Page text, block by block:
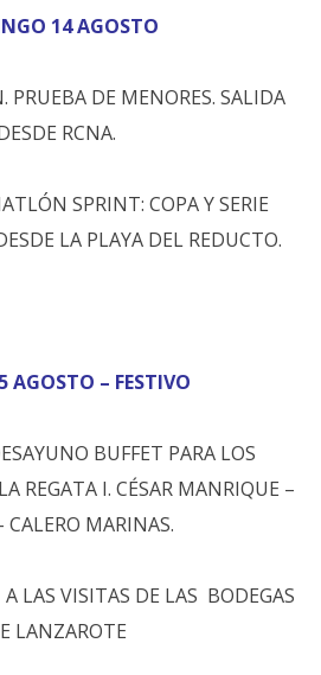
14 AGOSTO
PRUEBA DE MENORES. SALIDA
RCNA.
SPRINT: COPA Y SERIE
LA PLAYA DEL REDUCTO.
AGOSTO – FESTIVO
BUFFET PARA LOS
REGATA I. CÉSAR MANRIQUE –
CALERO MARINAS.
LAS VISITAS DE LAS BODEGAS
LANZAROTE